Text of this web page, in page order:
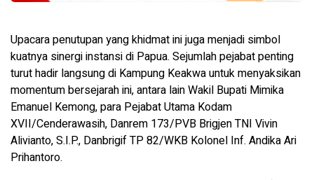
Upacara penutupan yang khidmat ini juga menjadi simbol
kuatnya sinergi instansi di Papua. Sejumlah pejabat penting
turut hadir langsung di Kampung Keakwa untuk menyaksikan
momentum bersejarah ini, antara lain Wakil Bupati Mimika
Emanuel Kemong, para Pejabat Utama Kodam
XVII/Cenderawasih, Danrem 173/PVB Brigjen TNI Vivin
Alivianto, S.I.P., Danbrigif TP 82/WKB Kolonel Inf. Andika Ari
Prihantoro.